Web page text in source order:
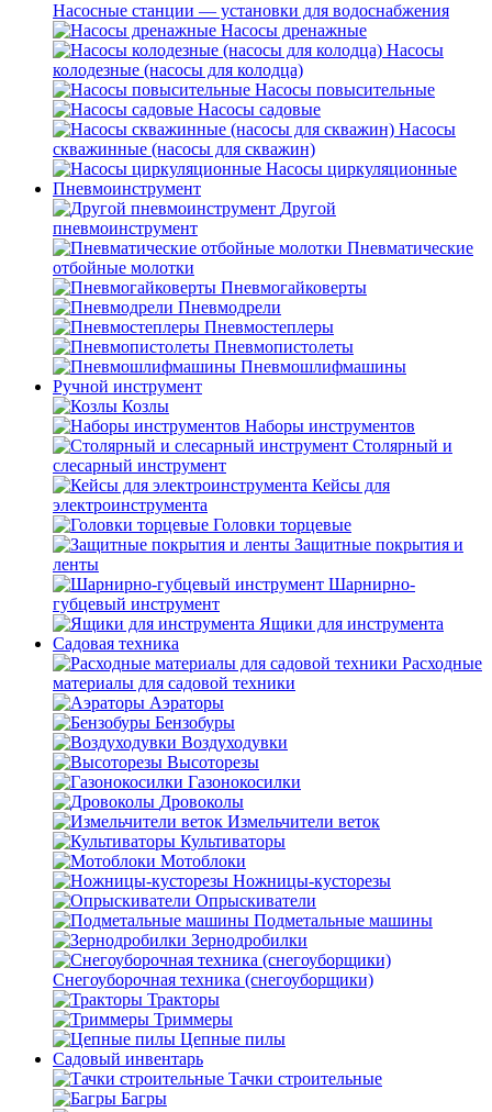
Насосные станции — установки для водоснабжения
Насосы дренажные
Насосы
колодезные (насосы для колодца)
Насосы повысительные
Насосы садовые
Насосы
скважинные (насосы для скважин)
Насосы циркуляционные
Пневмоинструмент
Другой
пневмоинструмент
Пневматические
отбойные молотки
Пневмогайковерты
Пневмодрели
Пневмостеплеры
Пневмопистолеты
Пневмошлифмашины
Ручной инструмент
Козлы
Наборы инструментов
Столярный и
слесарный инструмент
Кейсы для
электроинструмента
Головки торцевые
Защитные покрытия и
ленты
Шарнирно-
губцевый инструмент
Ящики для инструмента
Садовая техника
Расходные
материалы для садовой техники
Аэраторы
Бензобуры
Воздуходувки
Высоторезы
Газонокосилки
Дровоколы
Измельчители веток
Культиваторы
Мотоблоки
Ножницы-кусторезы
Опрыскиватели
Подметальные машины
Зернодробилки
Снегоуборочная техника (снегоуборщики)
Тракторы
Триммеры
Цепные пилы
Садовый инвентарь
Тачки строительные
Багры